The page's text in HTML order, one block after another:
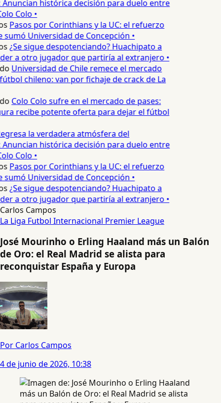
histórica decisión para duelo entre
Colo •
Pasos por Corinthians y la UC: el refuerzo
Universidad de Concepción •
¿Se sigue despotenciando? Huachipato a
a otro jugador que partiría al extranjero •
Universidad de Chile remece el mercado
chileno: van por fichaje de crack de La
Colo Colo sufre en el mercado de pases:
recibe potente oferta para dejar el fútbol
la verdadera atmósfera del
histórica decisión para duelo entre
Colo •
Pasos por Corinthians y la UC: el refuerzo
Universidad de Concepción •
¿Se sigue despotenciando? Huachipato a
a otro jugador que partiría al extranjero •
Carlos Campos
La Liga Futbol Internacional Premier League
José Mourinho o Erling Haaland más un Balón
de Oro: el Real Madrid se alista para
reconquistar España y Europa
Por Carlos Campos
4 de junio de 2026, 10:38